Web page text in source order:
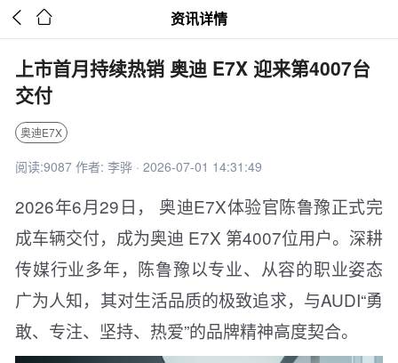
  资讯详情
上市首月持续热销 奥迪 E7X 迎来第4007台
交付
奥迪E7X
阅读:9087 作者: 李骅 · 2026-07-01 14:31:49
2026年6月29日， 奥迪E7X体验官陈鲁豫正式完
成车辆交付，成为奥迪 E7X 第4007位用户。深耕
传媒行业多年，陈鲁豫以专业、从容的职业姿态
广为人知，其对生活品质的极致追求，与AUDI“勇
敢、专注、坚持、热爱”的品牌精神高度契合。